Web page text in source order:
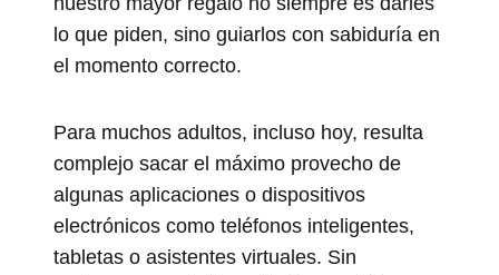
lo que piden, sino guiarlos con sabiduría en
el momento correcto.
Para muchos adultos, incluso hoy, resulta
complejo sacar el máximo provecho de
algunas aplicaciones o dispositivos
electrónicos como teléfonos inteligentes,
tabletas o asistentes virtuales. Sin